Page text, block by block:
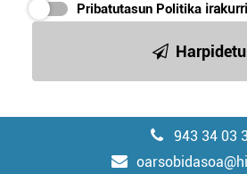
Pribatutasun Politika
Harpidetu
943 34 03